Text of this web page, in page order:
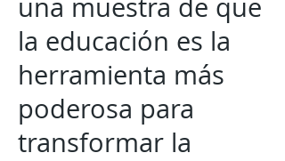
una muestra de que
la educación es la
herramienta más
poderosa para
transformar la